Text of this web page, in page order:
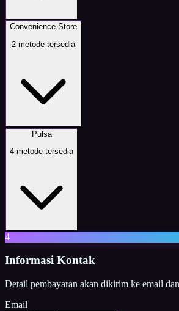
Convenience Store
2 metode tersedia
Pulsa
4 metode tersedia
4
Informasi Kontak
Detail pembayaran akan dikirim ke email
Email